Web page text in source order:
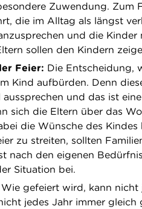
Zuwendung. Zum
die im Alltag als längst
und die
sollen den Kindern
Feier: Die Entscheidung,
Kind aufbürden. Denn
aussprechen und das ist
sich die Eltern über das
die Wünsche des
zu streiten, sollten
nach den eigenen
Situation bei.
Wie gefeiert wird, kann nicht
jedes Jahr immer